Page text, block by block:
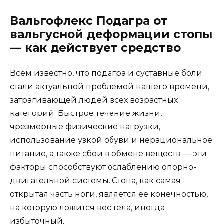
Вальгофлекс Подагра от
вальгусной деформации стопы
— как действует средство
Всем известно, что подагра и суставные боли
стали актуальной проблемой нашего времени,
затрагивающей людей всех возрастных
категорий. Быстрое течение жизни,
чрезмерные физические нагрузки,
использование узкой обуви и нерациональное
питание, а также сбои в обмене веществ — эти
факторы способствуют ослаблению опорно-
двигательной системы. Стопа, как самая
открытая часть ноги, является её конечностью,
на которую ложится вес тела, иногда
избыточный.